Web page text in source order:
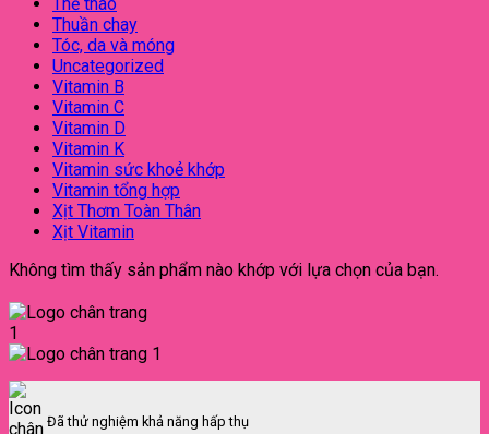
Thuần chay
Tóc, da và móng
Uncategorized
Vitamin B
Vitamin C
Vitamin D
Vitamin K
Vitamin sức khoẻ khớp
Vitamin tổng hợp
Xịt Thơm Toàn Thân
Xịt Vitamin
Không tìm thấy sản phẩm nào khớp với lựa chọn của bạn.
Đã thử nghiệm khả năng hấp thụ